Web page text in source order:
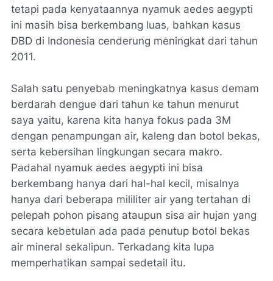
tetapi pada kenyataannya nyamuk aedes aegypti
ini masih bisa berkembang luas, bahkan kasus
DBD di Indonesia cenderung meningkat dari tahun
2011.
Salah satu penyebab meningkatnya kasus demam
berdarah dengue dari tahun ke tahun menurut
saya yaitu, karena kita hanya fokus pada 3M
dengan penampungan air, kaleng dan botol bekas,
serta kebersihan lingkungan secara makro.
Padahal nyamuk aedes aegypti ini bisa
berkembang hanya dari hal-hal kecil, misalnya
hanya dari beberapa mililiter air yang tertahan di
pelepah pohon pisang ataupun sisa air hujan yang
secara kebetulan ada pada penutup botol bekas
air mineral sekalipun. Terkadang kita lupa
memperhatikan sampai sedetail itu.